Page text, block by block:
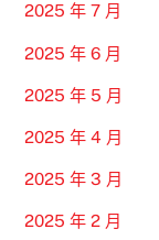
2025 年 7 月
2025 年 6 月
2025 年 5 月
2025 年 4 月
2025 年 3 月
2025 年 2 月